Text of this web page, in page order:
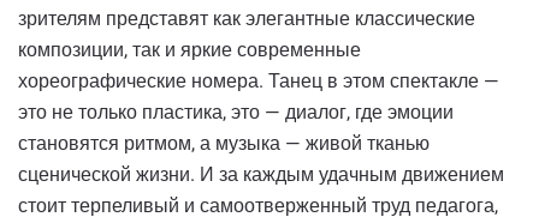
зрителям представят как элегантные классические
композиции, так и яркие современные
хореографические номера. Танец в этом спектакле —
это не только пластика, это — диалог, где эмоции
становятся ритмом, а музыка — живой тканью
сценической жизни. И за каждым удачным движением
стоит терпеливый и самоотверженный труд педагога,